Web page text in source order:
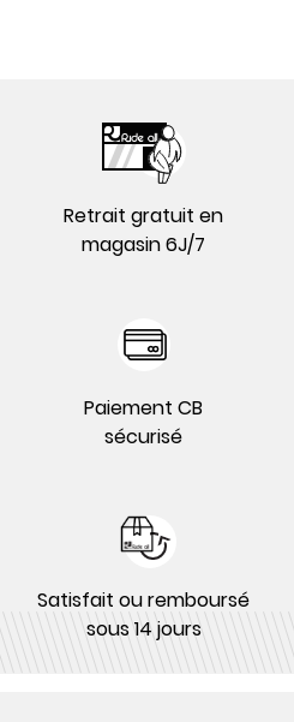
Retrait gratuit en
magasin 6J/7
Paiement CB
sécurisé
Satisfait ou remboursé
sous 14 jours